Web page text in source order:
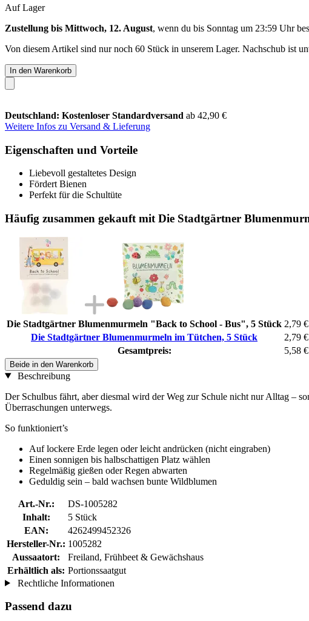
Auf Lager
Zustellung bis Mittwoch, 12. August, wenn du bis Sonntag um 23:59 Uhr
Von diesem Artikel sind nur noch 60 Stück in unserem Lager. Nachschub ist
In den Warenkorb
Deutschland: Kostenloser Standardversand ab 42,90 €
Weitere Infos zu Versand & Lieferung
Eigenschaften und Vorteile
Liebevoll gestaltetes Design
Fördert Bienen
Perfekt für die Schultüte
Häufig zusammen gekauft mit Die Stadtgärtner
Die Stadtgärtner Blumenmurmeln "Back to School - Bus", 5 Stück 2,79 €
Die Stadtgärtner Blumenmurmeln im Tütchen, 5 Stück
2,79 €
Gesamtpreis:
5,58 €
Beide in den Warenkorb
Beschreibung
Der Schulbus fährt, aber diesmal wird der Weg zur Schule nicht nur Alltag –
Überraschungen unterwegs.
So funktioniert’s
Auf lockere Erde legen oder leicht andrücken (nicht eingraben)
Einen sonnigen bis halbschattigen Platz wählen
Regelmäßig gießen oder Regen abwarten
Geduldig sein – bald wachsen bunte Wildblumen
Art.-Nr.:
DS-1005282
Inhalt:
5 Stück
EAN:
4262499452326
Hersteller-Nr.: 1005282
Aussaatort:
Freiland, Frühbeet & Gewächshaus
Erhältlich als: Portionssaatgut
Rechtliche Informationen
Passend dazu